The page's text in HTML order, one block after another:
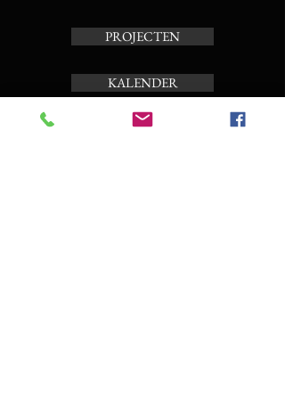
PROJECTEN
KALENDER
TOERBEIAARD